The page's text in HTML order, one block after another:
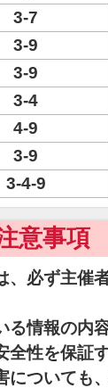
3-7
3-9
3-9
3-4
4-9
3-9
3-4-9
意事項
必ず主催
情報の内
全性を保証
についても